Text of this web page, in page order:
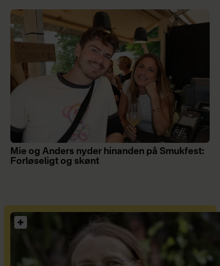
Mie og Anders nyder hinanden på Smukfest:
Forløseligt og skønt